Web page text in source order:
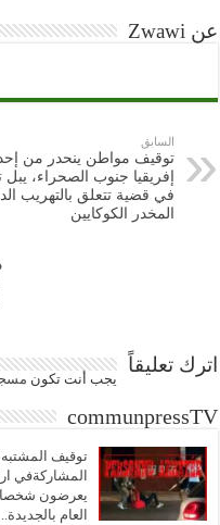
عن Zwawi
السابق
توقيف مواطن ينحدر من
إفريقيا جنوب الصحراء،
في قضية تتعلق بالتهريب
المخدر الكوكايين
اترك تعليقاً
يجب أنت تكون
communpressTV
توقيف
المشاركةفي
يعرضون شخصا
العام بالجديدة..